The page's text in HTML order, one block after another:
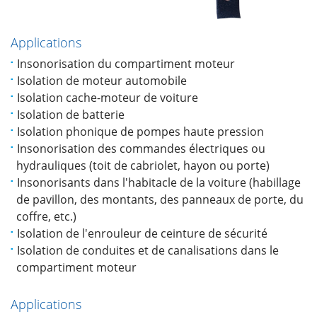
Applications
Insonorisation du compartiment moteur
Isolation de moteur automobile
Isolation cache-moteur de voiture
Isolation de batterie
Isolation phonique de pompes haute pression
Insonorisation des commandes électriques ou
hydrauliques (toit de cabriolet, hayon ou porte)
Insonorisants dans l'habitacle de la voiture (habillage
de pavillon, des montants, des panneaux de porte, du
coffre, etc.)
Isolation de l'enrouleur de ceinture de sécurité
Isolation de conduites et de canalisations dans le
compartiment moteur
Applications